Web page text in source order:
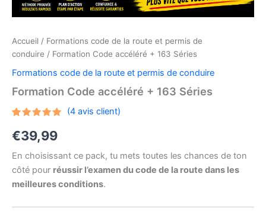
Accueil / Formations code de la route et permis de
conduire / Formation Code accéléré + 163 Séries
Formations code de la route et permis de conduire
Formation Code accéléré + 163 Séries
sur 5
basé sur
client
(4avis client)
€39,99
En choisissant ce pack, tu mets toutes les chances de ton
côté pour réussir l’examen du code de la route dans les
meilleures conditions.